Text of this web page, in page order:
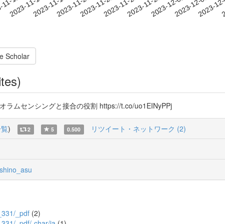
11
2023-11-142023-11-172023-11-202023-11-232023-11-262023-11-292023-12-022023-12-05
2023-
Scholar
ラムセンシングと接合の役割 https://t.co/uo1EINyPPj
) 2 5 0.500 リツイート・ネットワーク (2)
_pdf (2)